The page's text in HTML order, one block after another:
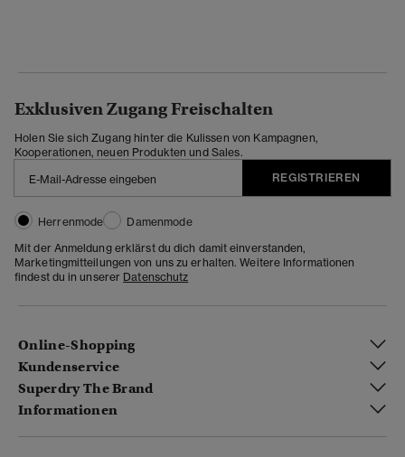
Exklusiven Zugang Freischalten
Holen Sie sich Zugang hinter die Kulissen von Kampagnen,
Kooperationen, neuen Produkten und Sales.
REGISTRIEREN
Herrenmode
Damenmode
Mit der Anmeldung erklärst du dich damit einverstanden,
Marketingmitteilungen von uns zu erhalten. Weitere Informationen
findest du in unserer Datenschutz
Online-Shopping
Kundenservice
Superdry The Brand
Informationen